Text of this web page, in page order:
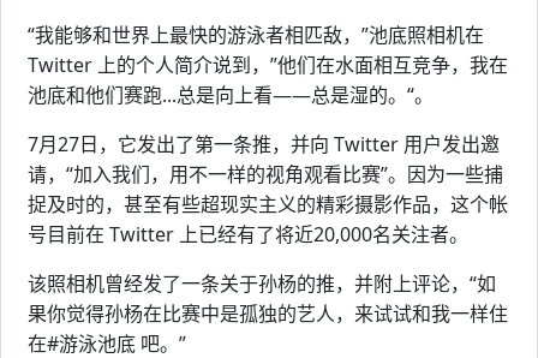
“我能够和世界上最快的游泳者相匹敌，”池底照相机在
Twitter 上的个人简介说到，”他们在水面相互竞争，我在
池底和他们赛跑...总是向上看——总是湿的。“。
7月27日，它发出了第一条推，并向 Twitter 用户发出邀
请，“加入我们，用不一样的视角观看比赛”。因为一些捕
捉及时的，甚至有些超现实主义的精彩摄影作品，这个帐
号目前在 Twitter 上已经有了将近20,000名关注者。
该照相机曾经发了一条关于孙杨的推，并附上评论，“如
果你觉得孙杨在比赛中是孤独的艺人，来试试和我一样住
在#游泳池底 吧。”